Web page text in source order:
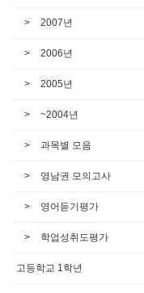
2007년
2006년
2005년
~2004년
과목별 모음
영남권 모의고사
영어듣기평가
학업성취도평가
고등학교 1학년